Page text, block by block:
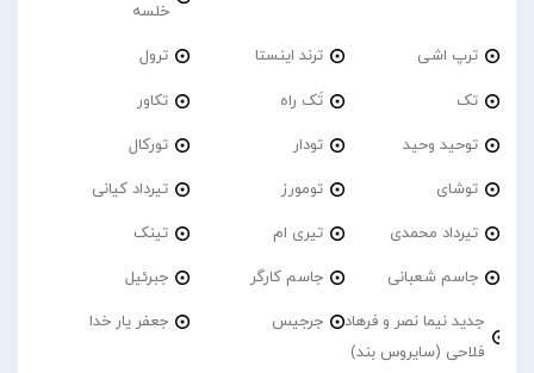
خلسه
ترپ اشی ترند اینستا ترول
تک تَک راه تکاور
توحید وحید تودار تورکال
توشای تومورز تیرداد کیانی
تیرداد محمدی تیری ام تینک
جاسم شعبانی جاسم کارگر جبرئیل
جدید نیما نصر و فرهاد
فلاحی (سایروس بند)
جرجیس جعفر یار خدا